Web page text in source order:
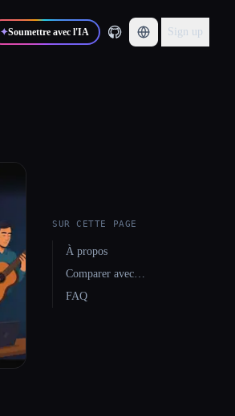
✦Soumettre avec l'IA Sign up
SUR CETTE PAGE
À propos
Comparer avec…
FAQ